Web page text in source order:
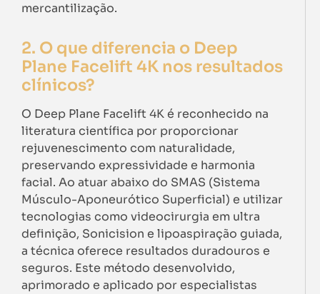
mercantilização.
2. O que diferencia o Deep
Plane Facelift 4K nos resultados
clínicos?
O Deep Plane Facelift 4K é reconhecido na
literatura científica por proporcionar
rejuvenescimento com naturalidade,
preservando expressividade e harmonia
facial. Ao atuar abaixo do SMAS (Sistema
Músculo-Aponeurótico Superficial) e utilizar
tecnologias como videocirurgia em ultra
definição, Sonicision e lipoaspiração guiada,
a técnica oferece resultados duradouros e
seguros. Este método desenvolvido,
aprimorado e aplicado por especialistas